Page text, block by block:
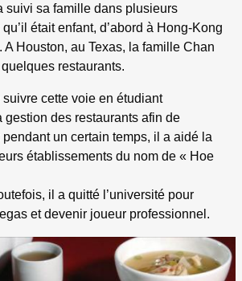
suivi sa famille dans plusieurs
était enfant, d’abord à Hong-Kong
A Houston, au Texas, la famille Chan
restaurants.
cette voie en étudiant
gestion des restaurants afin de
pendant un certain temps, il a aidé la
établissements du nom de « Hoe
il a quitté l’université pour
et devenir joueur professionnel.